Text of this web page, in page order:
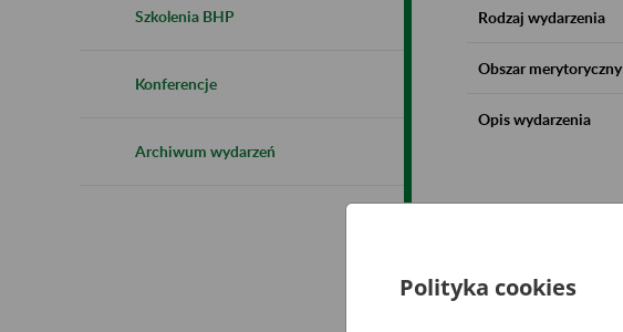
Szkolenia BHP
Konferencje
Archiwum wydarzeń
Rodzaj wydarzenia
Obszar merytoryczny
Opis wydarzenia
Polityka cookies